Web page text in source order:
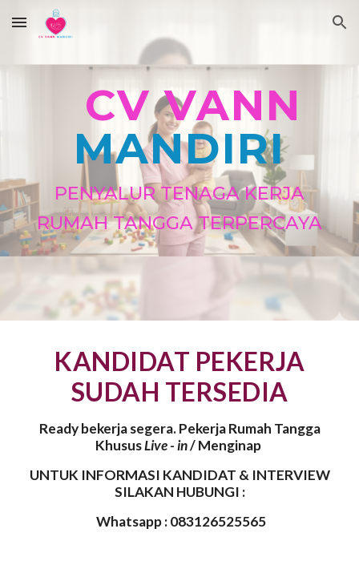
Skip to main content Skip to navigation
CV VANN
MANDIRI
PENYALUR TENAGA KERJA
RUMAH TANGGA TERPERCAYA
KANDIDAT PEKERJA
SUDAH TERSEDIA
Ready bekerja segera. Pekerja Rumah Tangga
KhususLive - in/Menginap
UNTUK INFORMASI KANDIDAT & INTERVIEW
SILAKAN HUBUNGI :
Whatsapp : 083126525565